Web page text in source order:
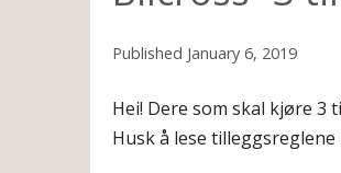
Published January 6, 2019
Hei! Dere som skal kjøre 3
Husk å lese